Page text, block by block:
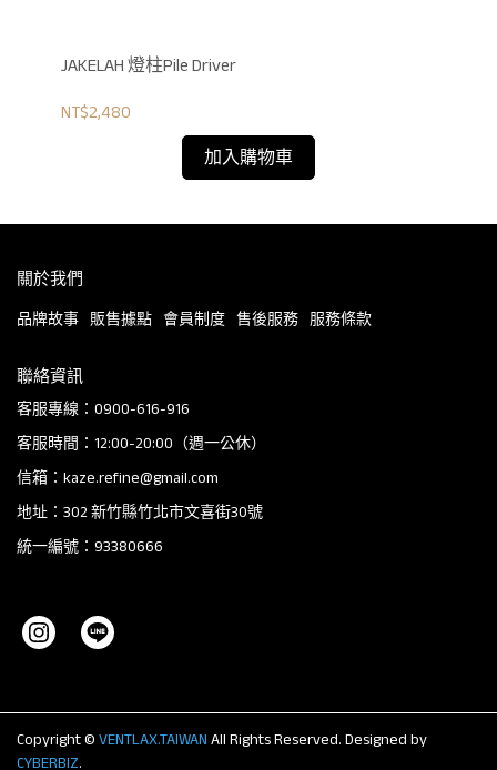
JAKELAH 燈柱Pile Driver
NT$2,480
加入購物車
關於我們
品牌故事 販售據點 會員制度 售後服務 服務條款
聯絡資訊
客服專線：0900-616-916
客服時間：12:00-20:00（週一公休）
信箱：kaze.refine@gmail.com
地址：302 新竹縣竹北市文喜街30號
統一編號：93380666
Copyright © VENTLAX.TAIWAN All Rights Reserved. Designed by
CYBERBIZ.